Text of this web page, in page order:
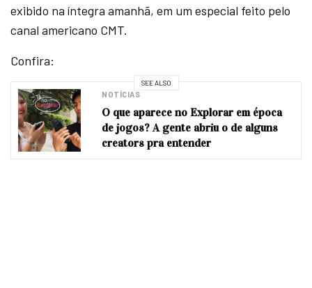
exibido na íntegra amanhã, em um especial feito pelo
canal americano CMT.
Confira:
SEE ALSO
NOTÍCIAS
O que aparece no Explorar em época
de jogos? A gente abriu o de alguns
creators pra entender